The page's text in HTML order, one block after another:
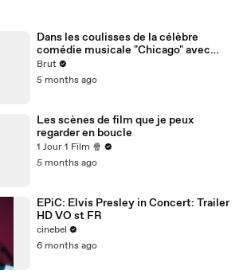
Dans les coulisses de la célèbre
comédie musicale "Chicago" avec
Vanessa Cailhol
Brut
5 months ago
Les scènes de film que je peux
regarder en boucle
1 Jour 1 Film 🍿
5 months ago
EPiC: Elvis Presley in Concert: Trailer
HD VO st FR
cinebel
6 months ago